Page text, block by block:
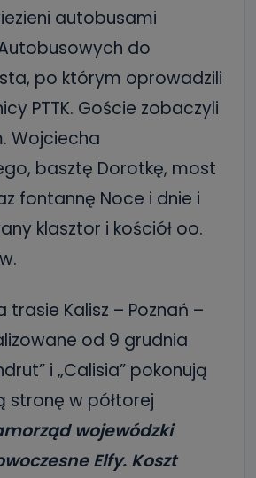
autobusami
do
po którym oprowadzili
PTTK. Goście zobaczyli
Wojciecha
basztę Dorotkę, most
fontannę Noce i dnie i
klasztor i kościół oo.
trasie Kalisz – Poznań –
od 9 grudnia
i „Calisia” pokonują
stronę w półtorej
wojewódzki
Elfy. Koszt